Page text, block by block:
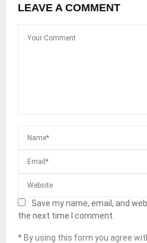
LEAVE A COMMENT
Save my name, email, and
the next time I comment.
* By using this form you agree